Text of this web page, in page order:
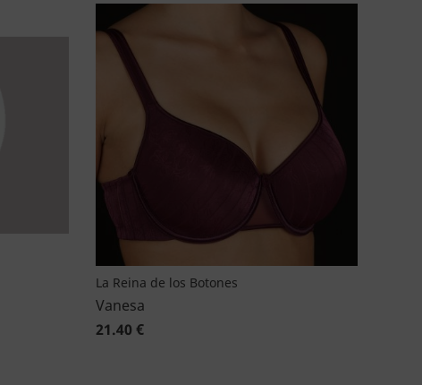
La Reina de los Botones
Vanesa
21.40 €